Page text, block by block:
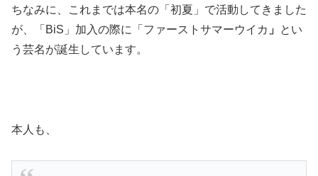
ちなみに、これまでは本名の「初夏」で活動してきました
が、「BiS」加入の際に「ファーストサマーウイカ 」
とい
う芸名が誕生しています。
本人も、